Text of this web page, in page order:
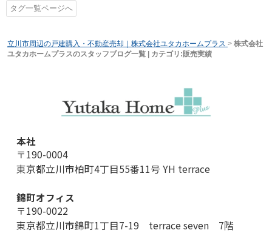
タグ一覧ページへ
立川市周辺の戸建購入・不動産売却｜株式会社ユタカホームプラス > 株式会社
ユタカホームプラスのスタッフブログ一覧 | カテゴリ:販売実績
本社
〒190-0004
東京都立川市柏町4丁目55番11号 YH terrace
錦町オフィス
〒190-0022
東京都立川市錦町1丁目7-19 terrace seven 7階